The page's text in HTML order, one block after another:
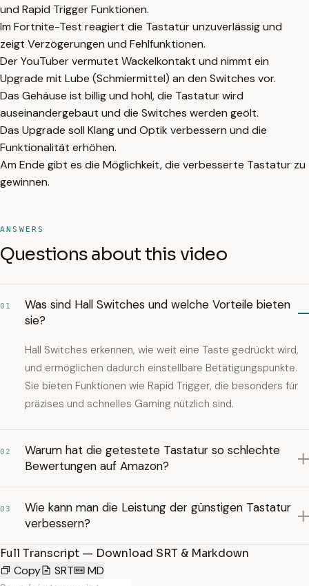
und Rapid Trigger Funktionen.
Im Fortnite-Test reagiert die Tastatur unzuverlässig und
zeigt Verzögerungen und Fehlfunktionen.
Der YouTuber vermutet Wackelkontakt und nimmt ein
Upgrade mit Lube (Schmiermittel) an den Switches vor.
Das Gehäuse ist billig und hohl, die Tastatur wird
auseinandergebaut und die Switches werden geölt.
Das Upgrade soll Klang und Optik verbessern und die
Funktionalität erhöhen.
Am Ende gibt es die Möglichkeit, die verbesserte Tastatur zu
gewinnen.
ANSWERS
Questions about this video
01
Was sind Hall Switches und welche Vorteile bieten
sie?
Hall Switches erkennen, wie weit eine Taste gedrückt wird,
und ermöglichen dadurch einstellbare Betätigungspunkte.
Sie bieten Funktionen wie Rapid Trigger, die besonders für
präzises und schnelles Gaming nützlich sind.
02
Warum hat die getestete Tastatur so schlechte
Bewertungen auf Amazon?
03
Wie kann man die Leistung der günstigen Tastatur
verbessern?
Full Transcript — Download SRT & Markdown
Copy
SRT MD